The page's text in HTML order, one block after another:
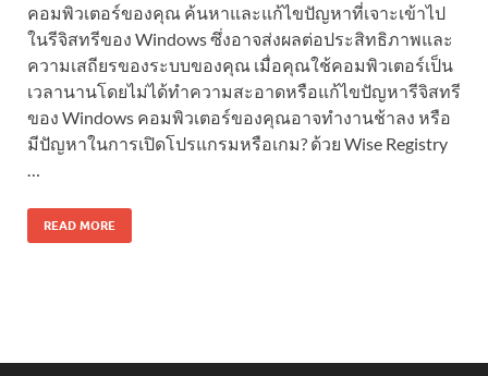
คอมพิวเตอร์ของคุณ ค้นหาและแก้ไขปัญหาที่เจาะเข้าไป
ในรีจิสทรีของ Windows ซึ่งอาจส่งผลต่อประสิทธิภาพและ
ความเสถียรของระบบของคุณ เมื่อคุณใช้คอมพิวเตอร์เป็น
เวลานานโดยไม่ได้ทำความสะอาดหรือแก้ไขปัญหารีจิสทรี
ของ Windows คอมพิวเตอร์ของคุณอาจทำงานช้าลง หรือ
มีปัญหาในการเปิดโปรแกรมหรือเกม? ด้วย Wise Registry
READ MORE